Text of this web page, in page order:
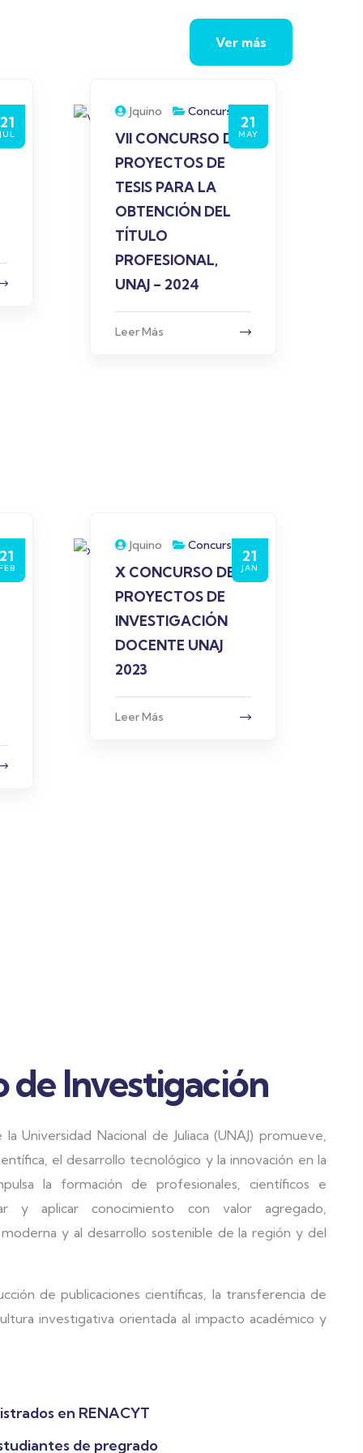
Ver más
21
JUL
21
MAY
Jquino Concurso
VII CONCURSO DE
PROYECTOS DE
TESIS PARA LA
OBTENCIÓN DEL
TÍTULO
PROFESIONAL,
UNAJ – 2024
Leer Más
21 21
JAN
Jquino Concurso
X CONCURSO DE
PROYECTOS DE
INVESTIGACIÓN
DOCENTE UNAJ
2023
Leer Más
Investigación
Universidad Nacional de Juliaca (UNAJ) promueve,
el desarrollo tecnológico y la innovación en la
la formación de profesionales, científicos e
y aplicar conocimiento con valor agregado,
y al desarrollo sostenible de la región y del
de publicaciones científicas, la transferencia de
investigativa orientada al impacto académico y
en RENACYT
de pregrado